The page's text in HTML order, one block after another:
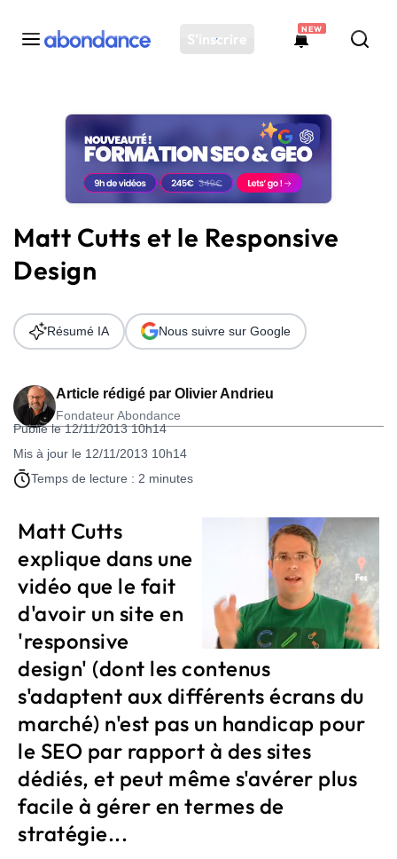
S'inscrire
NEW
Toutes les actus
Actus SEO
Plateforme
Solutions
Ressources
Audit SEO
Matt Cutts et le Responsive
Design
Article rédigé par Olivier Andrieu
Fondateur Abondance
Publié le 12/11/2013 10h14
Mis à jour le 12/11/2013 10h14
Temps de lecture : 2 minutes
Résumé IA Nous suivre sur Google
Matt Cutts
explique dans une
vidéo que le fait
d'avoir un site en
'responsive
design' (dont les contenus
s'adaptent aux différents écrans du
marché) n'est pas un handicap pour
le SEO par rapport à des sites
dédiés, et peut même s'avérer plus
facile à gérer en termes de
stratégie...